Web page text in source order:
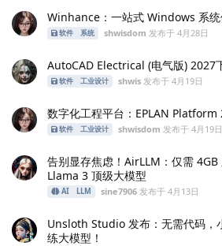
Winhance：一站式 Windows 系统
软件 系统 shwisdom 发布于 4月28日
AutoCAD Electrical (电气版) 2027
软件 工业设计 shwis发布于 4月19日
数字化工程平台：EPLAN Platform
软件 工业设计 shwisdom 发布于 4月19日
告别显存焦虑！AirLLM：仅需
Llama 3 顶级大模型
AI LLM sine7906发布于 4月13日
Unsloth Studio 发布：无需代码，
练大模型！